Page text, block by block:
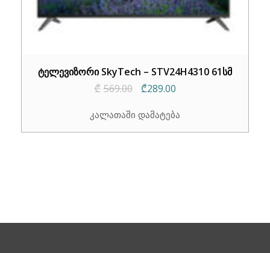
ტელევიზორი SkyTech – STV24H4310 61სმ
₾ 569.00
Original
was:
₾289.00Current
is:
კალათაში დამატება